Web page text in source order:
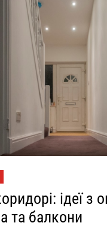
ідеї з
та балкони